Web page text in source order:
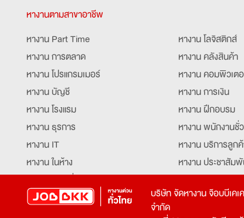
หางานตามสาขาอาชีพ
หางาน Part Time
หางาน การตลาด
หางาน โปรแกรมเมอร์
หางาน บัญชี
หางาน โรงแรม
หางาน ธุรการ
หางาน IT
หางาน ในห้าง
หางาน ท่องเที่ยว
หางาน จัดซื้อ
หางาน โลจิสติกส์
หางาน คลังสินค้า
หางาน คอมพิวเต
หางาน การเงิน
หางาน ฝึกอบรม
หางาน พนักงานชั่
หางาน บริการลูก
หางาน ประชาสัม
หางาน รับโทรศัพท์
หางาน ประสานงาน
หางาน จองตั๋ว
บริษัท จัดหางาน จ๊อบบีเค
จำกัด